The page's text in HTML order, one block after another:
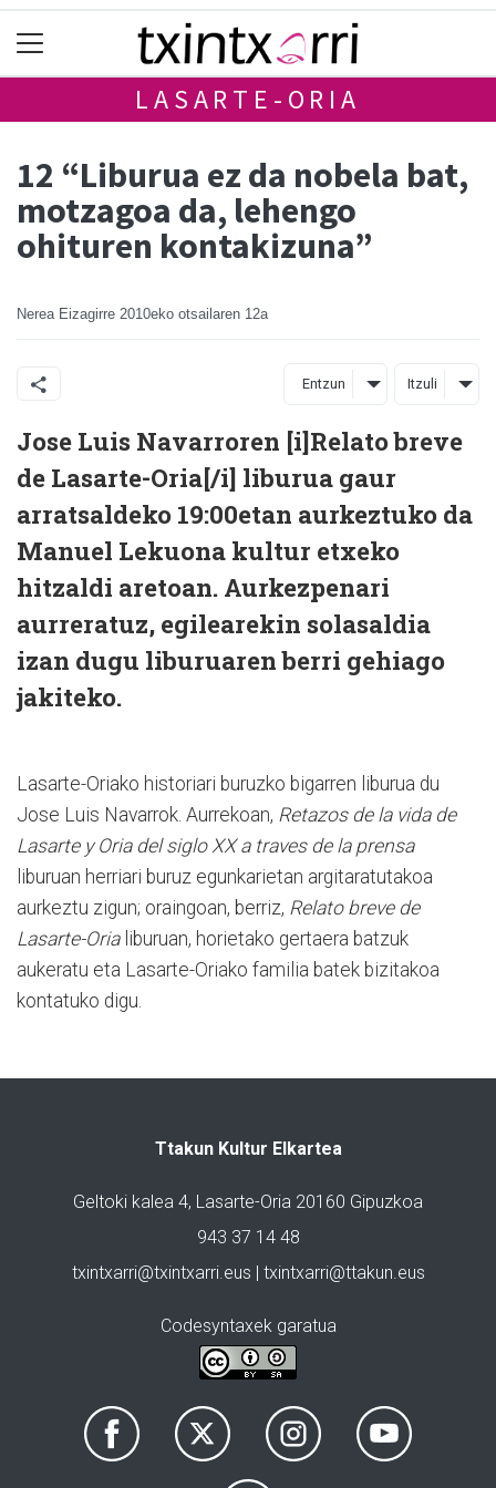
LASARTE-ORIA
12 “Liburua ez da nobela bat,
motzagoa da, lehengo
ohituren kontakizuna”
Nerea Eizagirre 2010eko otsailaren 12a
Entzun Itzuli
Jose Luis Navarroren [i]Relato breve
de Lasarte-Oria[/i] liburua gaur
arratsaldeko 19:00etan aurkeztuko da
Manuel Lekuona kultur etxeko
hitzaldi aretoan. Aurkezpenari
aurreratuz, egilearekin solasaldia
izan dugu liburuaren berri gehiago
jakiteko.
Lasarte-Oriako historiari buruzko bigarren liburua du
Jose Luis Navarrok. Aurrekoan, Retazos de la vida de
Lasarte y Oria del siglo XX a traves de la prensa
liburuan herriari buruz egunkarietan argitaratutakoa
aurkeztu zigun; oraingoan, berriz, Relato breve de
Lasarte-Orialiburuan, horietako gertaera batzuk
aukeratu eta Lasarte-Oriako familia batek bizitakoa
kontatuko digu.
Ttakun Kultur Elkartea
Geltoki kalea 4, Lasarte-Oria 20160 Gipuzkoa
943 37 14 48
txintxarri@txintxarri.eus | txintxarri@ttakun.eus
Codesyntaxek garatua